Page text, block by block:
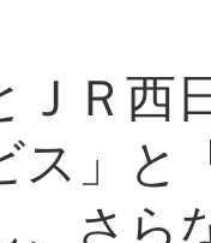
Ｒ西
ス」
、さら